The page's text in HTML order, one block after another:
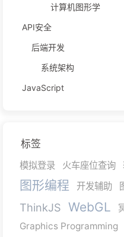
计算机图形学
API安全
后端开发
系统架构
JavaScript
标签
模拟登录 火车座位查询
图形编程 开发辅助
ThinkJS WebGL
Graphics Programming